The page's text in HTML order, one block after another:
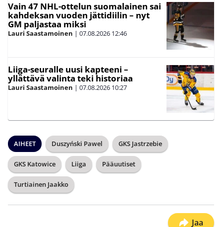
Vain 47 NHL-ottelun suomalainen sai
kahdeksan vuoden jättidiilin – nyt
GM paljastaa miksi
Lauri Saastamoinen | 07.08.2026 12:46
Liiga-seuralle uusi kapteeni –
yllättävä valinta teki historiaa
Lauri Saastamoinen | 07.08.2026 10:27
AIHEET Duszyński Pawel GKS Jastrzebie
GKS Katowice Liiga Pääuutiset
Turtiainen Jaakko
Jaa